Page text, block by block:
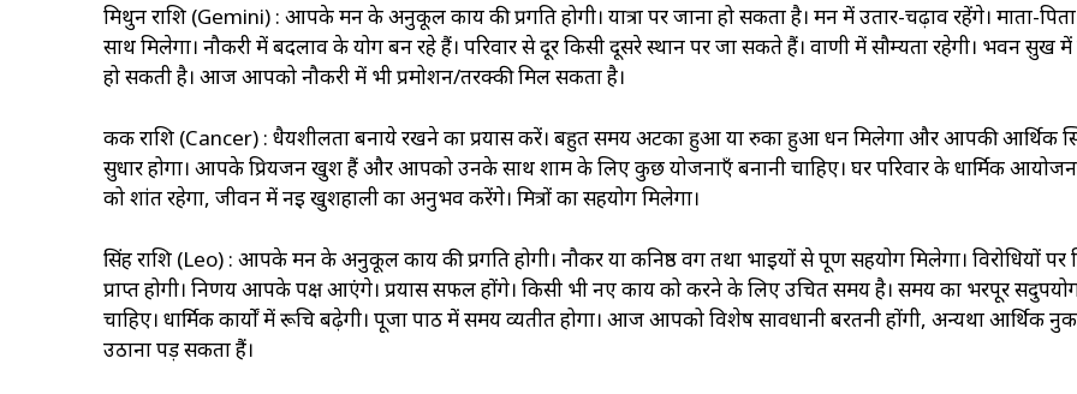
मिथुन राशि (Gemini) : आपके मन के अनुकूल कार्य की प्रगति होगी। यात्रा पर जाना हो सकता है। मन में उतार-चढ़ाव रहेंगे। माता-
साथ मिलेगा। नौकरी में बदलाव के योग बन रहे हैं। परिवार से दूर किसी दूसरे स्थान पर जा सकते हैं। वाणी में सौम्यता रहेगी। भवन सुख में
हो सकती है। आज आपको नौकरी में भी प्रमोशन/तरक्की मिल सकता है।
कर्क राशि (Cancer) : धैर्यशीलता बनाये रखने का प्रयास करें। बहुत समय अटका हुआ या रुका हुआ धन मिलेगा और आपकी आर्थिक
सुधार होगा। आपके प्रियजन खुश हैं और आपको उनके साथ शाम के लिए कुछ योजनाएँ बनानी चाहिए। घर परिवार के धार्मिक
को शांत रहेगा, जीवन में नई खुशहाली का अनुभव करेंगे। मित्रों का सहयोग मिलेगा।
सिंह राशि (Leo) : आपके मन के अनुकूल कार्य की प्रगति होगी। नौकर या कनिष्ठ वर्ग तथा भाइयों से पूर्ण सहयोग मिलेगा। विरोधियों पर
प्राप्त होगी। निर्णय आपके पक्ष आएंगे। प्रयास सफल होंगे। किसी भी नए कार्य को करने के लिए उचित समय है। समय का भरपूर
चाहिए। धार्मिक कार्यों में रूचि बढ़ेगी। पूजा पाठ में समय व्यतीत होगा। आज आपको विशेष सावधानी बरतनी होंगी, अन्यथा आर्थिक
उठाना पड़ सकता हैं।